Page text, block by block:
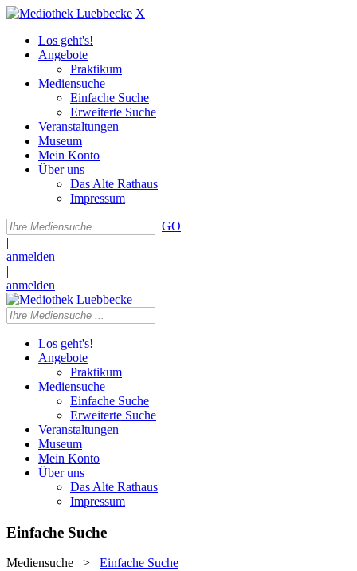
X
Los geht's!
Angebote
Praktikum
Mediensuche
Einfache Suche
Erweiterte Suche
Veranstaltungen
Museum
Mein Konto
Über uns
Das Alte Rathaus
Impressum
GO
|
anmelden
|
anmelden
Los geht's!
Angebote
Praktikum
Mediensuche
Einfache Suche
Erweiterte Suche
Veranstaltungen
Museum
Mein Konto
Über uns
Das Alte Rathaus
Impressum
Einfache Suche
Mediensuche > Einfache Suche